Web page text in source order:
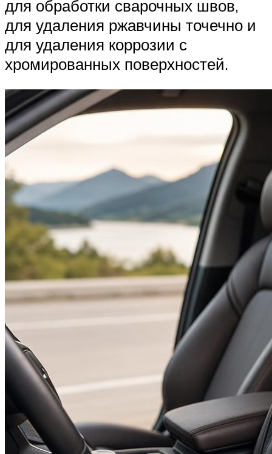
для обработки сварочных швов,
для удаления ржавчины точечно и
для удаления коррозии с
хромированных поверхностей.